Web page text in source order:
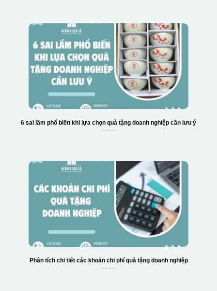
6 sai lầm phổ biến khi lựa chọn quà tặng doanh nghiệp cần lưu ý
Phân tích chi tiết các khoản chi phí quà tặng doanh nghiệp